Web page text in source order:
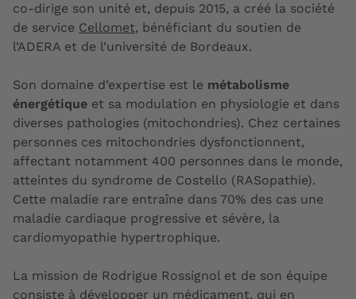
co-dirige son unité et, depuis 2015, a créé la société
de service Cellomet, bénéficiant du soutien de
l’ADERA et de l’université de Bordeaux.
Son domaine d’expertise est le métabolisme
énergétique et sa modulation en physiologie et dans
diverses pathologies (mitochondries). Chez certaines
personnes ces mitochondries dysfonctionnent,
affectant notamment 400 personnes dans le monde,
atteintes du syndrome de Costello (RASopathie).
Cette maladie rare entraîne dans 70% des cas une
maladie cardiaque progressive et sévère, la
cardiomyopathie hypertrophique.
La mission de Rodrigue Rossignol et de son équipe
consiste à développer un médicament, qui en